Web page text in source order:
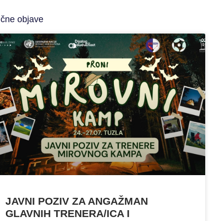
objave
JAVNI POZIV ZA ANGAŽMAN
GLAVNIH TRENERA/ICA I